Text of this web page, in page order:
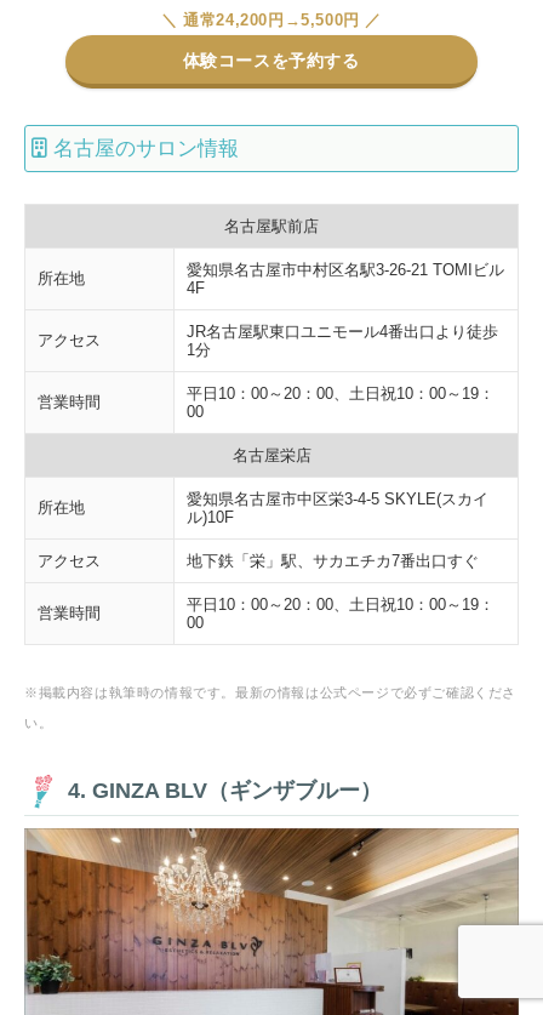
＼ 通常24,200円→5,500円 ／
体験コースを予約する
名古屋のサロン情報
名古屋駅前店
所在地
愛知県名古屋市中村区名駅3-26-21 TOMIビル
4F
アクセス
JR名古屋駅東口ユニモール4番出口より徒歩
1分
営業時間
平日10：00～20：00、土日祝10：00～19：
00
名古屋栄店
所在地
愛知県名古屋市中区栄3-4-5 SKYLE(スカイ
ル)10F
アクセス 地下鉄「栄」駅、サカエチカ7番出口すぐ
営業時間
平日10：00～20：00、土日祝10：00～19：
00
※掲載内容は執筆時の情報です。最新の情報は公式ページで必ずご確認くださ
い。
4. GINZA BLV（ギンザブルー）